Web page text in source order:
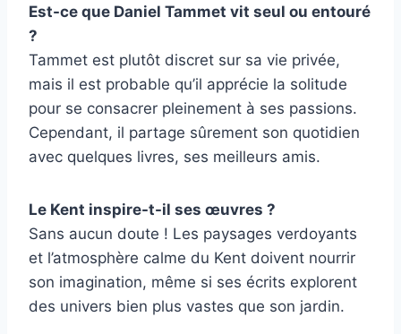
Est-ce que Daniel Tammet vit seul ou entouré
?
Tammet est plutôt discret sur sa vie privée,
mais il est probable qu’il apprécie la solitude
pour se consacrer pleinement à ses passions.
Cependant, il partage sûrement son quotidien
avec quelques livres, ses meilleurs amis.
Le Kent inspire-t-il ses œuvres ?
Sans aucun doute ! Les paysages verdoyants
et l’atmosphère calme du Kent doivent nourrir
son imagination, même si ses écrits explorent
des univers bien plus vastes que son jardin.